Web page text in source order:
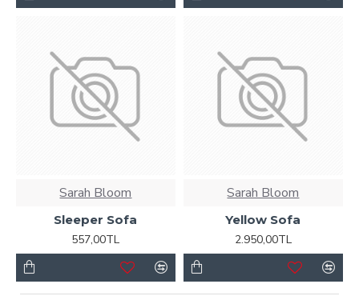
Sarah Bloom
Sleeper Sofa
557,00TL
Sarah Bloom
Yellow Sofa
2.950,00TL